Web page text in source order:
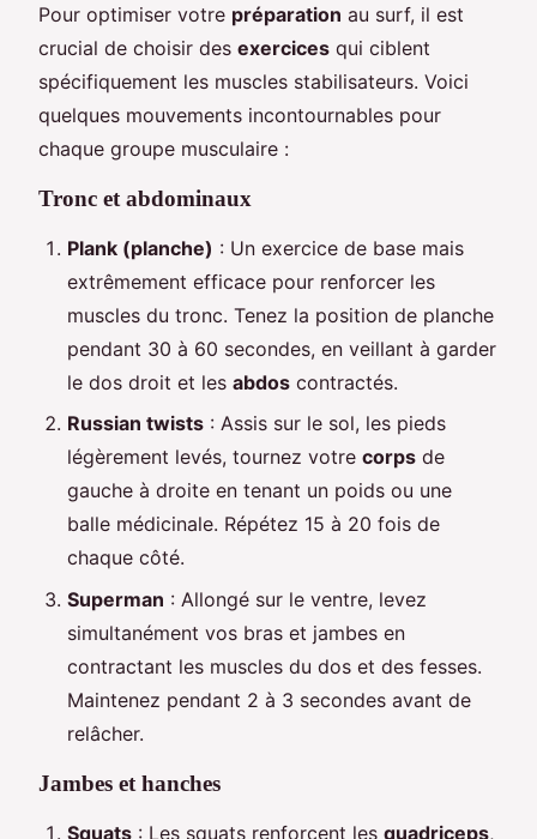
Pour optimiser votre préparation au surf, il est
crucial de choisir des exercices qui ciblent
spécifiquement les muscles stabilisateurs. Voici
quelques mouvements incontournables pour
chaque groupe musculaire :
Tronc et abdominaux
Plank (planche) : Un exercice de base mais
extrêmement efficace pour renforcer les
muscles du tronc. Tenez la position de planche
pendant 30 à 60 secondes, en veillant à garder
le dos droit et les abdos contractés.
Russian twists : Assis sur le sol, les pieds
légèrement levés, tournez votre corps de
gauche à droite en tenant un poids ou une
balle médicinale. Répétez 15 à 20 fois de
chaque côté.
Superman : Allongé sur le ventre, levez
simultanément vos bras et jambes en
contractant les muscles du dos et des fesses.
Maintenez pendant 2 à 3 secondes avant de
relâcher.
Jambes et hanches
Squats : Les squats renforcent les quadriceps,